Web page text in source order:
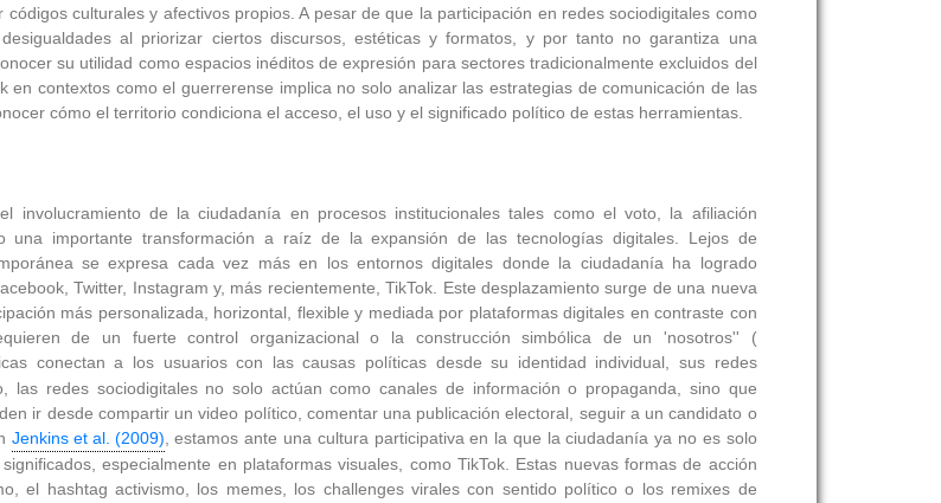
culturales y afectivos propios. A pesar de que la participación en redes sociodigitales como
al priorizar ciertos discursos, estéticas y formatos, y por tanto no garantiza una
su utilidad como espacios inéditos de expresión para sectores tradicionalmente excluidos del
en contextos como el guerrerense implica no solo analizar las estrategias de comunicación de las
cómo el territorio condiciona el acceso, el uso y el significado político de estas herramientas.
involucramiento de la ciudadanía en procesos institucionales tales como el voto, la afiliación
una importante transformación a raíz de la expansión de las tecnologías digitales. Lejos de
se expresa cada vez más en los entornos digitales donde la ciudadanía ha logrado
Twitter, Instagram y, más recientemente, TikTok. Este desplazamiento surge de una nueva
más personalizada, horizontal, flexible y mediada por plataformas digitales en contraste con
de un fuerte control organizacional o la construcción simbólica de un 'nosotros'' (
conectan a los usuarios con las causas políticas desde su identidad individual, sus redes
las redes sociodigitales no solo actúan como canales de información o propaganda, sino que
ir desde compartir un video político, comentar una publicación electoral, seguir a un candidato o
Jenkins et al. (2009), estamos ante una cultura participativa en la que la ciudadanía ya no es solo
especialmente en plataformas visuales, como TikTok. Estas nuevas formas de acción
el hashtag activismo, los memes, los challenges virales con sentido político o los remixes de